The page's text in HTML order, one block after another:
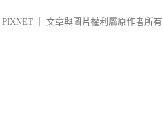
PIXNET 文章與圖片權利屬原作者所有